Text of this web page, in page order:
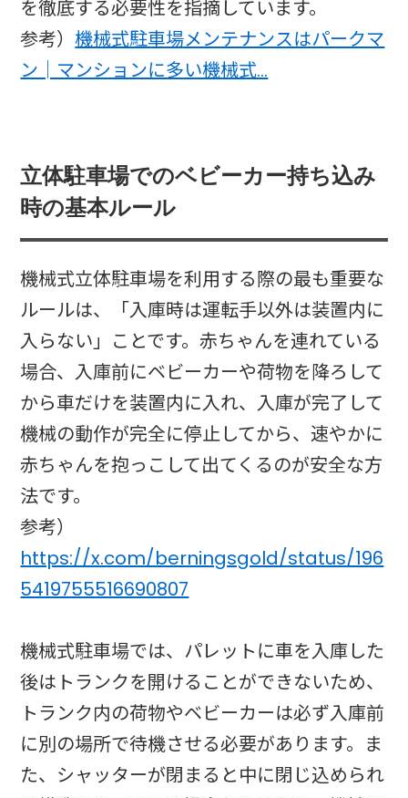
を徹底する必要性を指摘しています。
参考）機械式駐車場メンテナンスはパークマ
ン│マンションに多い機械式…
立体駐車場でのベビーカー持ち込み
時の基本ルール
機械式立体駐車場を利用する際の最も重要な
ルールは、「入庫時は運転手以外は装置内に
入らない」ことです。赤ちゃんを連れている
場合、入庫前にベビーカーや荷物を降ろして
から車だけを装置内に入れ、入庫が完了して
機械の動作が完全に停止してから、速やかに
赤ちゃんを抱っこして出てくるのが安全な方
法です。
参考）
https://x.com/berningsgold/status/196
5419755516690807
機械式駐車場では、パレットに車を入庫した
後はトランクを開けることができないため、
トランク内の荷物やベビーカーは必ず入庫前
に別の場所で待機させる必要があります。ま
た、シャッターが閉まると中に閉じ込められ